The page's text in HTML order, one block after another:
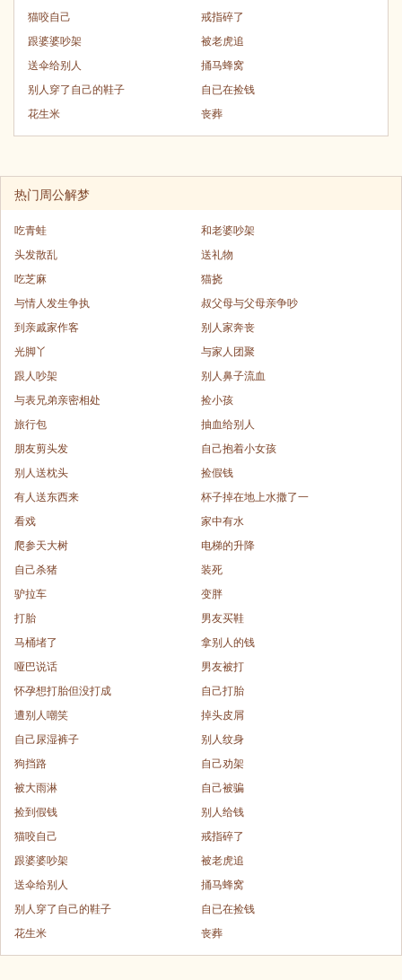
猫咬自己
戒指碎了
跟婆婆吵架
被老虎追
送伞给别人
捅马蜂窝
别人穿了自己的鞋子
自已在捡钱
花生米
丧葬
热门周公解梦
吃青蛙
和老婆吵架
头发散乱
送礼物
吃芝麻
猫挠
与情人发生争执
叔父母与父母亲争吵
到亲戚家作客
别人家奔丧
光脚丫
与家人团聚
跟人吵架
别人鼻子流血
与表兄弟亲密相处
捡小孩
旅行包
抽血给别人
朋友剪头发
自己抱着小女孩
别人送枕头
捡假钱
有人送东西来
杯子掉在地上水撒了一
看戏
家中有水
爬参天大树
电梯的升降
自己杀猪
装死
驴拉车
变胖
打胎
男友买鞋
马桶堵了
拿别人的钱
哑巴说话
男友被打
怀孕想打胎但没打成
自己打胎
遭别人嘲笑
掉头皮屑
自己尿湿裤子
别人纹身
狗挡路
自己劝架
被大雨淋
自己被骗
捡到假钱
别人给钱
猫咬自己
戒指碎了
跟婆婆吵架
被老虎追
送伞给别人
捅马蜂窝
别人穿了自己的鞋子
自已在捡钱
花生米
丧葬